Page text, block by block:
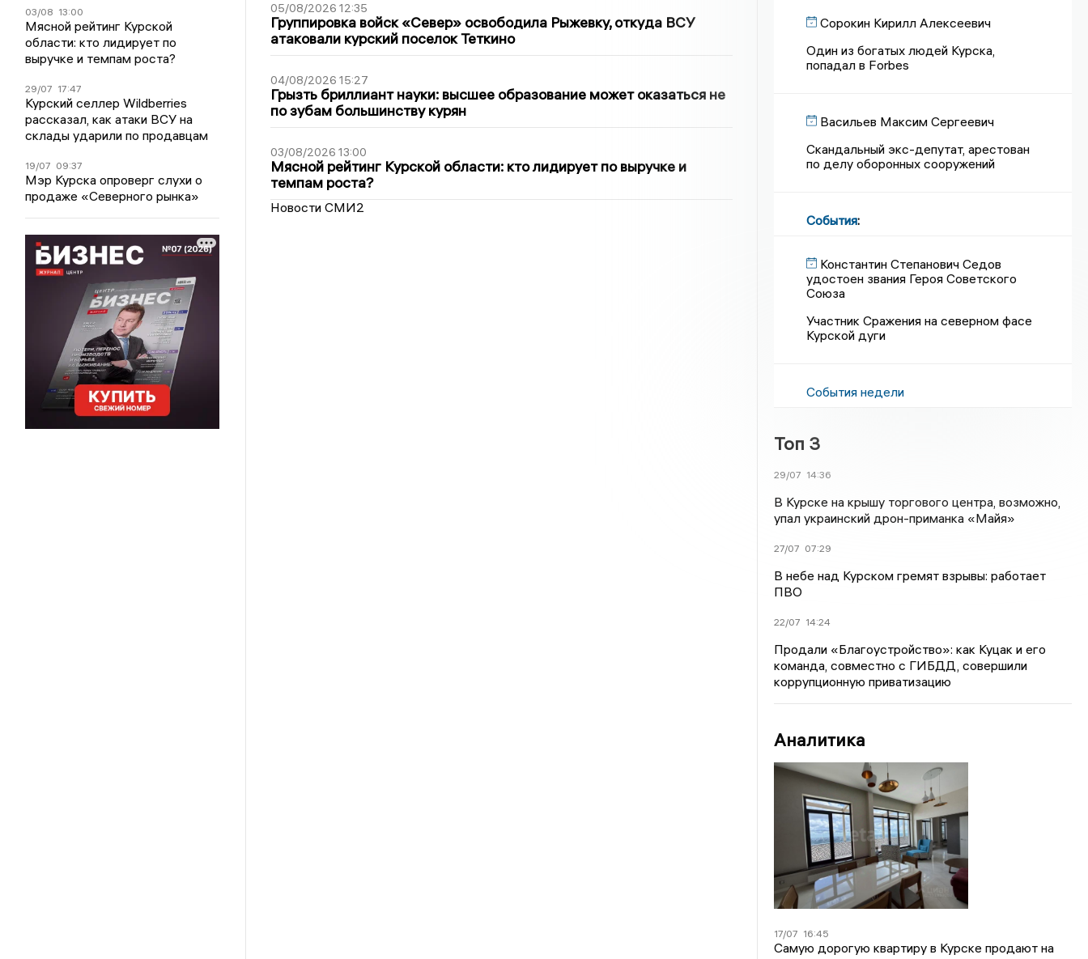
03/08 13:00
Мясной рейтинг Курской
области: кто лидирует по
выручке и темпам роста?
29/07 17:47
Курский селлер Wildberries
рассказал, как атаки ВСУ на
склады ударили по продавцам
19/07 09:37
Мэр Курска опроверг слухи о
продаже «Северного рынка»
05/08/2026 12:35
Группировка войск «Север» освободила Рыжевку, откуда ВСУ
атаковали курский поселок Теткино
04/08/2026 15:27
Грызть бриллиант науки: высшее образование может оказаться не
по зубам большинству курян
03/08/2026 13:00
Мясной рейтинг Курской области: кто лидирует по выручке и
темпам роста?
Новости СМИ2
Сорокин Кирилл Алексеевич
Один из богатых людей Курска,
попадал в Forbes
Васильев Максим Сергеевич
Скандальный экс-депутат, арестован
по делу оборонных сооружений
События:
Константин Степанович Седов
удостоен звания Героя Советского
Союза
Участник Сражения на северном фасе
Курской дуги
События недели
Топ 3
29/07 14:36
В Курске на крышу торгового центра, возможно,
упал украинский дрон-приманка «Майя»
27/07 07:29
В небе над Курском гремят взрывы: работает
ПВО
22/07 14:24
Продали «Благоустройство»: как Куцак и его
команда, совместно с ГИБДД, совершили
коррупционную приватизацию
Аналитика
17/07 16:45
Самую дорогую квартиру в Курске продают на